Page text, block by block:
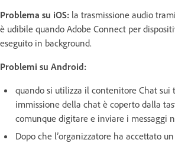
Problema su iOS: la trasmissione audio
è udibile quando Adobe Connect per
eseguito in background.
Problemi su Android:
quando si utilizza il contenitore Chat sui
immissione della chat è coperto dalla
comunque digitare e inviare i messaggi
Dopo che l’organizzatore ha accettato